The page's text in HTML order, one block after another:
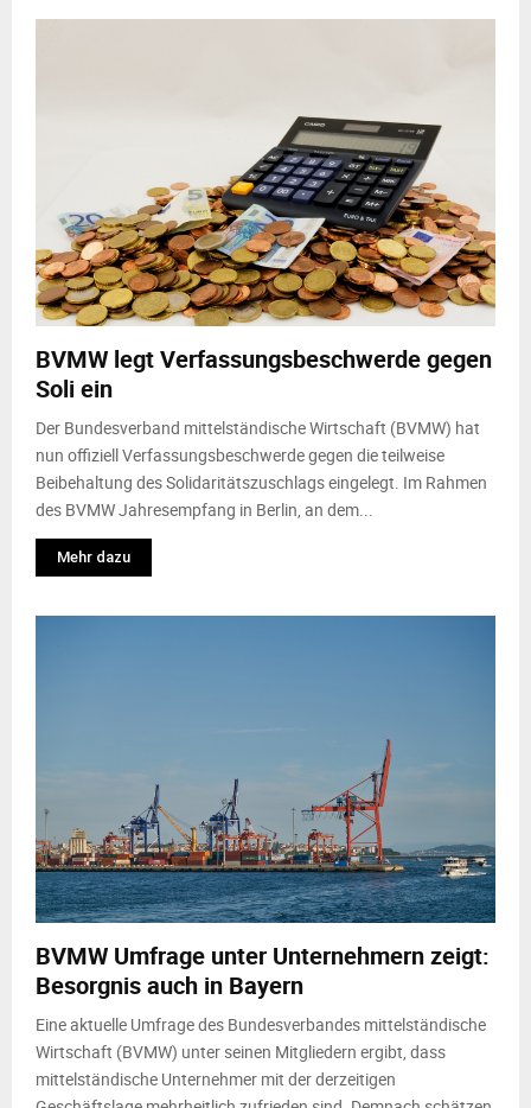
BVMW legt Verfassungsbeschwerde gegen
Soli ein
Der Bundesverband mittelständische Wirtschaft (BVMW) hat
nun offiziell Verfassungsbeschwerde gegen die teilweise
Beibehaltung des Solidaritätszuschlags eingelegt. Im Rahmen
des BVMW Jahresempfang in Berlin, an dem...
Mehr dazu
BVMW Umfrage unter Unternehmern zeigt:
Besorgnis auch in Bayern
Eine aktuelle Umfrage des Bundesverbandes mittelständische
Wirtschaft (BVMW) unter seinen Mitgliedern ergibt, dass
mittelständische Unternehmer mit der derzeitigen